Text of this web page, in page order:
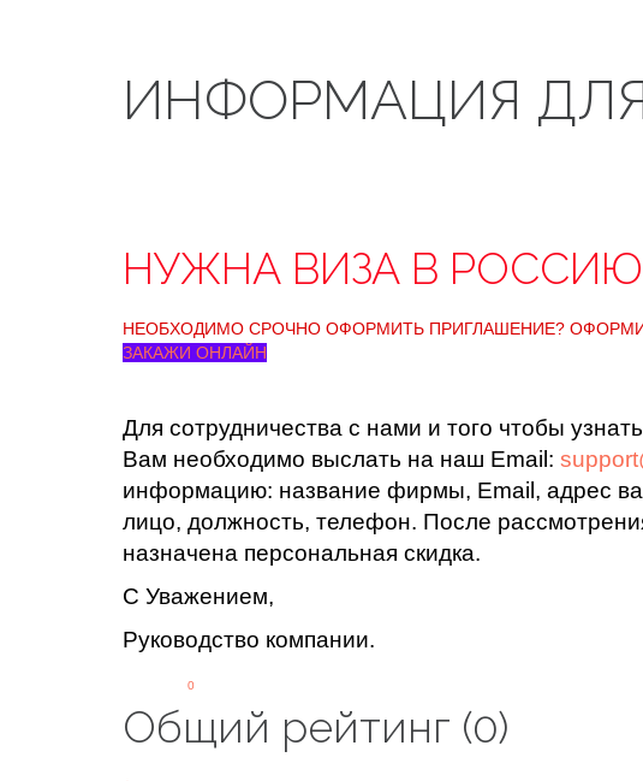
ИНФОРМАЦИЯ
НУЖНА ВИЗА В
НЕОБХОДИМО СРОЧНО ОФОРМИТЬ ПРИГЛАШЕНИЕ? ОФОРМИ
ЗАКАЖИ ОНЛАЙН
Для сотрудничества с нами и того чтобы
Вам необходимо выслать на наш Email:
информацию: название фирмы, Email, адрес
лицо, должность, телефон. После
назначена персональная скидка.
С Уважением,
Руководство компании.
0
Общий рейтинг (0)